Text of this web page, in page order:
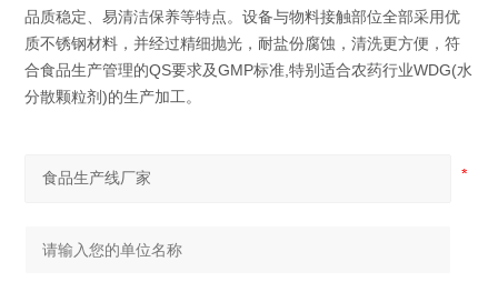
品质稳定、易清洁保养等特点。设备与物料接触部位全部采用优
质不锈钢材料，并经过精细抛光，耐盐份腐蚀，清洗更方便，符
合食品生产管理的QS要求及GMP标准,特别适合农药行业WDG(水
分散颗粒剂)的生产加工。